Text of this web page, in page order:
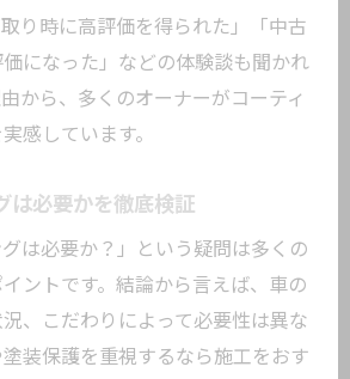
取り時に高評価を得られた」「中古
になった」などの体験談も聞かれ
から、多くのオーナーがコーティ
感しています。
は必要かを徹底検証
グは必要か？」という疑問は多くの
ントです。結論から言えば、車の
、こだわりによって必要性は異な
装保護を重視するなら施工をおす